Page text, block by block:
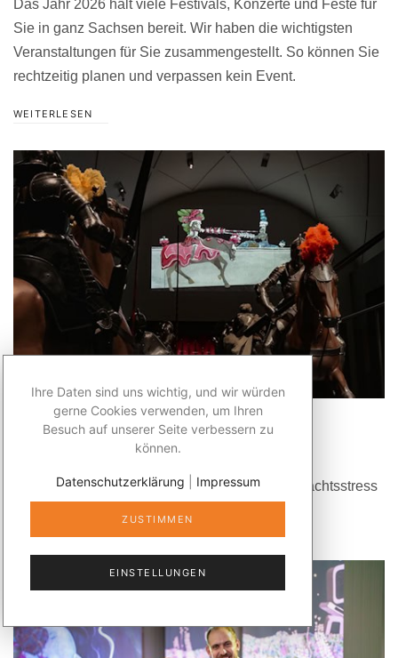
Das Jahr 2026 hält viele Festivals, Konzerte und Feste für
Sie in ganz Sachsen bereit. Wir haben die wichtigsten
Veranstaltungen für Sie zusammengestellt. So können Sie
rechtzeitig planen und verpassen kein Event.
WEITERLESEN
FREIZEIT & REISEN
Von Aufgalopp bis Holiday on Ice
Unsere Tipps für kleines Auszeiten vom Weihnachtsstress
Ihre Daten sind uns wichtig, und wir würden
gerne Cookies verwenden, um Ihren
Besuch auf unserer Seite verbessern zu
können.
Datenschutzerklärung Impressum
ZUSTIMMEN
EINSTELLUNGEN